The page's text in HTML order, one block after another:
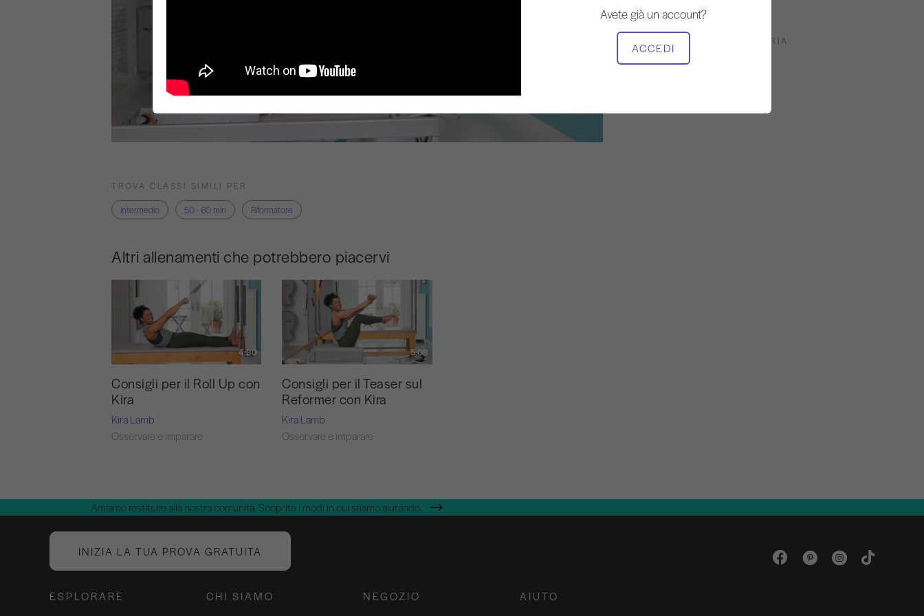
Avete già un account?
ACCEDI
ATTREZZATURA NECESSARIA
Riformatore
TROVA CLASSI SIMILI PER
Intermedio
50 - 60 min Riformatore
Altri allenamenti che potrebbero piacervi
4:30
Consigli per il Roll Up con
Kira
Kira Lamb
Osservare e imparare
5:08
Consigli per il Teaser sul
Reformer con Kira
Kira Lamb
Osservare e imparare
Amiamo restituire alla nostra comunità. Scoprite i modi in cui stiamo aiutando.
INIZIA LA TUA PROVA GRATUITA
ESPLORARE CHI SIAMO NEGOZIO AIUTO